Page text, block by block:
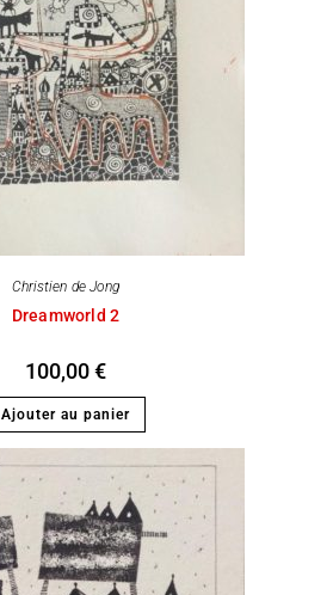
Christien de Jong
Dreamworld 2
100,00€
Ajouter au panier